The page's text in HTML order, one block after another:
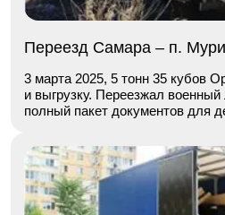
Переезд Самара – п.
3 марта 2025, 5 тонн 35 кубов
и выгрузку. Переезжал
полный пакет документов для